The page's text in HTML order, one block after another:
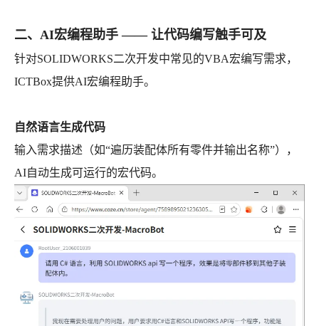
二、AI宏编程助手 —— 让代码编写触手可及
针对SOLIDWORKS二次开发中常见的VBA宏编写需求，
ICTBox提供AI宏编程助手。
自然语言生成代码
输入需求描述（如“遍历装配体所有零件并输出名称”），
AI自动生成可运行的宏代码。